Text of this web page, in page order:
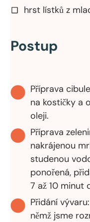
hrst lístků z
Postup
Příprava
na kostičky a
oleji.
Příprava
nakrájenou
studenou
ponořená,
7 až 10 minut
Přidání
němž jsme